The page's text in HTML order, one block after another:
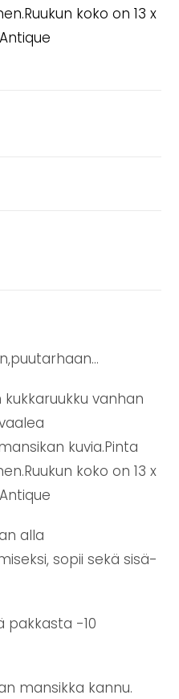
koko on 13 x
vanhan
kuvia.Pinta
koko on 13 x
alla
sopii sekä sisä-
pakkasta -10
mansikka kannu.